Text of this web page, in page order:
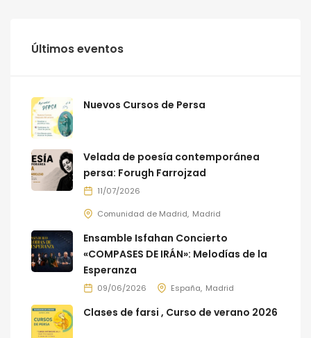
Últimos eventos
Nuevos Cursos de Persa
Velada de poesía contemporánea
persa: Forugh Farrojzad
11/07/2026
Comunidad de Madrid Madrid
Ensamble Isfahan Concierto
«COMPASES DE IRÁN»: Melodías de la
Esperanza
09/06/2026 España Madrid
Clases de farsi , Curso de verano 2026